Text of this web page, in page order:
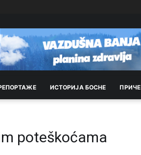
ИСТОРИЈА БОСНЕ ПРИЧЕ
poteškoćama